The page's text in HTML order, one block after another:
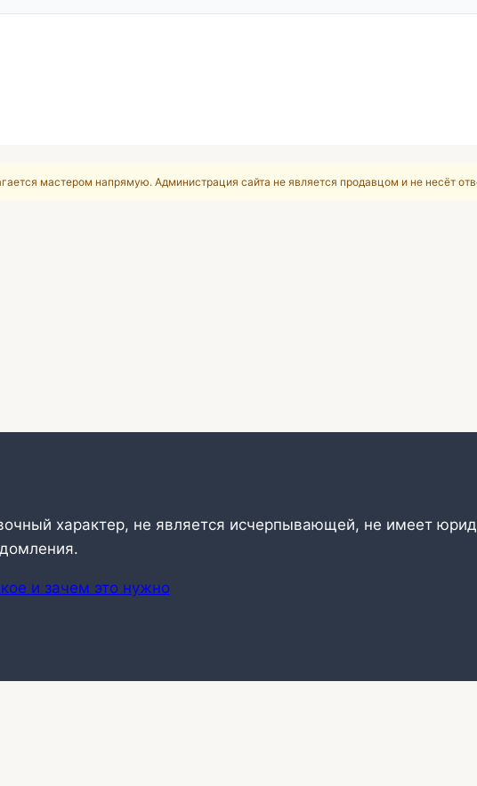
мастером напрямую. Администрация сайта не является продавцом и не несёт
характер, не является исчерпывающей, не имеет
и зачем это нужно